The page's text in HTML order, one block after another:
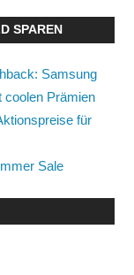
SPAREN
Samsung
coolen Prämien
für
Sale